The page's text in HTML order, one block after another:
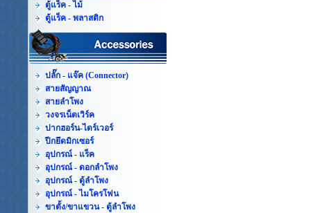
ตู้แร็ค - ไม้
ตู้แร็ค - พลาสติก
ปลั๊ก - แจ๊ค (Connector)
สายสัญญาณ
สายลำโพง
วงจรเน็ตเวิร์ค
ปากฮอร์น-ไดร์เวอร์
ปีกยึดมิกเซอร์
อุปกรณ์ - แร็ค
อุปกรณ์ - ดอกลำโพง
อุปกรณ์ - ตู้ลำโพง
อุปกรณ์ - ไมโครโฟน
ขาตั้ง/ขาแขวน - ตู้ลำโพง